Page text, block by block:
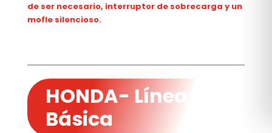
de ser necesario, interruptor de sobrecarga y un
mofle silencioso.
HONDA- Línea
Básica